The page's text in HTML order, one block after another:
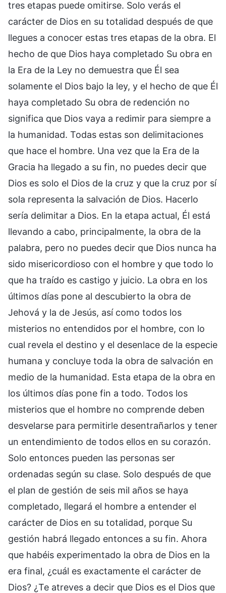
tres etapas puede omitirse. Solo verás el
carácter de Dios en su totalidad después de que
llegues a conocer estas tres etapas de la obra. El
hecho de que Dios haya completado Su obra en
la Era de la Ley no demuestra que Él sea
solamente el Dios bajo la ley, y el hecho de que Él
haya completado Su obra de redención no
significa que Dios vaya a redimir para siempre a
la humanidad. Todas estas son delimitaciones
que hace el hombre. Una vez que la Era de la
Gracia ha llegado a su fin, no puedes decir que
Dios es solo el Dios de la cruz y que la cruz por sí
sola representa la salvación de Dios. Hacerlo
sería delimitar a Dios. En la etapa actual, Él está
llevando a cabo, principalmente, la obra de la
palabra, pero no puedes decir que Dios nunca ha
sido misericordioso con el hombre y que todo lo
que ha traído es castigo y juicio. La obra en los
últimos días pone al descubierto la obra de
Jehová y la de Jesús, así como todos los
misterios no entendidos por el hombre, con lo
cual revela el destino y el desenlace de la especie
humana y concluye toda la obra de salvación en
medio de la humanidad. Esta etapa de la obra en
los últimos días pone fin a todo. Todos los
misterios que el hombre no comprende deben
desvelarse para permitirle desentrañarlos y tener
un entendimiento de todos ellos en su corazón.
Solo entonces pueden las personas ser
ordenadas según su clase. Solo después de que
el plan de gestión de seis mil años se haya
completado, llegará el hombre a entender el
carácter de Dios en su totalidad, porque Su
gestión habrá llegado entonces a su fin. Ahora
que habéis experimentado la obra de Dios en la
era final, ¿cuál es exactamente el carácter de
Dios? ¿Te atreves a decir que Dios es el Dios que